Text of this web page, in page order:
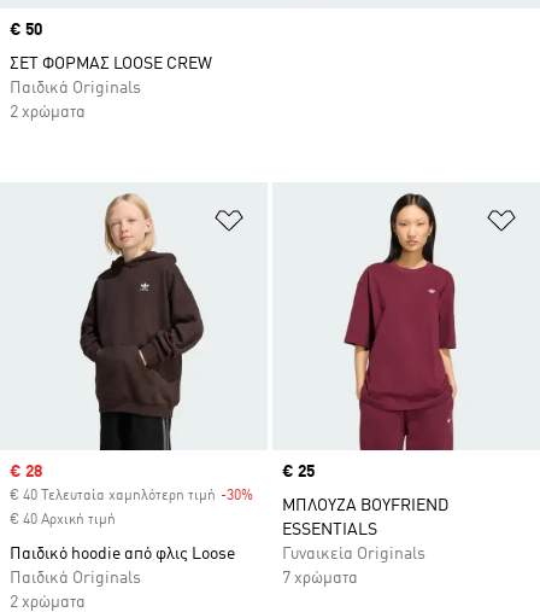
Προσθήκη στη Λίστα Επιθυμιών
Sale price
€ 28
€ 40 Τελευταία χαμηλότερη τιμή -30% Discount
€ 40 Αρχική τιμή
Παιδικό hoodie από φλις Loose
Παιδικά Originals
2 χρώματα
Price
€ 25
ΜΠΛΟΥΖΑ BOYFRIEND
ESSENTIALS
Γυναικεία Originals
7 χρώματα
Price
€ 50
ΣΕΤ ΦΟΡΜΑΣ LOOSE CREW
Παιδικά Originals
2 χρώματα